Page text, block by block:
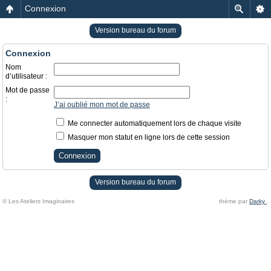
Connexion
Version bureau du forum
Connexion
Nom
d’utilisateur :
Mot de passe
:
J’ai oublié mon mot de passe
Me connecter automatiquement lors de chaque visite
Masquer mon statut en ligne lors de cette session
Version bureau du forum
© Les Ateliers Imaginaires thème par Darky